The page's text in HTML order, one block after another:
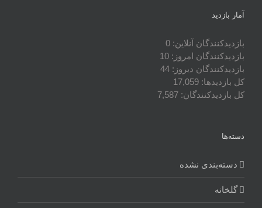
آمار بازدید
بازدیدکنندگان آنلاین: 0
بازدیدکنندگان امروز: 10
بازدیدکنندگان دیروز: 44
کل بازدیدها: 17,059
کل بازدیدکنند‌گان: 7,587
دسته‌ها
دسته‌بندی نشده
گلخانه